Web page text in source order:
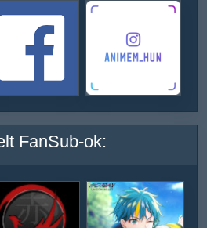
FanSub-ok: